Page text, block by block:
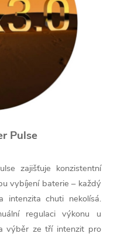
Pulse
zajišťuje konzistentní
vybíjení baterie – každý
intenzita chuti nekolísá.
regulaci výkonu u
výběr ze tří intenzit pro